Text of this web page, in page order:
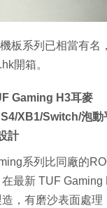
板系列已相當有名
開箱。
Gaming H3耳麥
XB1/Switch/泡動
計
系列比同廠的
最新 TUF
，有磨沙表面處